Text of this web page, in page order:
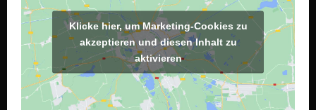
Klicke hier, um Marketing-Cookies zu
akzeptieren und diesen Inhalt zu
aktivieren